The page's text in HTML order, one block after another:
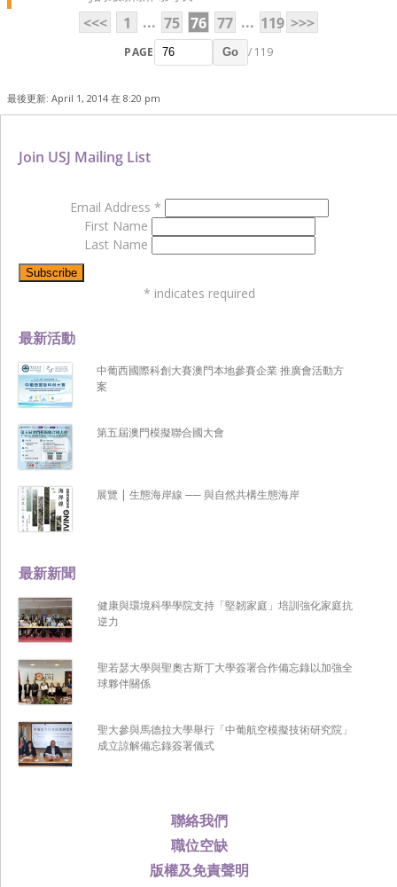
<<<
1 ... 75 76 77 ... 119 >>>
PAGE Go / 119
最後更新: April 1, 2014 在 8:20 pm
聯絡我們
職位空缺
版權及免責聲明
最新新聞
健康與環境科學學院支持「堅韌家庭」培訓強化家庭抗
逆力
聖若瑟大學與聖奧古斯丁大學簽署合作備忘錄以加強全
球夥伴關係
聖大參與馬德拉大學舉行「中葡航空模擬技術研究院」
成立諒解備忘錄簽署儀式
最新活動
中葡西國際科創大賽澳門本地參賽企業 推廣會活動方
案
第五屆澳門模擬聯合國大會
展覽 | 生態海岸線 ── 與自然共構生態海岸
Join USJ Mailing List
Email Address *
First Name
Last Name
* indicates required